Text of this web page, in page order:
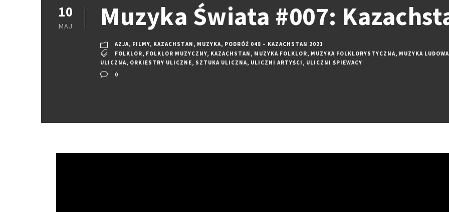
10
MAJ Muzyka Świata #007:
AZJA, FILMY, KAZACHSTAN , MUZYKA, PODRÓŻ 048 – KAZACHSTAN 2021
FOLKLOR, FOLKLOR MUZYCZNY, KAZACHSTAN , MUZYKA FOLKLOR, MUZYKA FOLKLORYSTYCZNA, MUZYKA LUDOWA
ULICZNA, ORKIESTRY ULICZNE, SZTUKA ULICZNA, ULICZNI ARTYŚCI , ULICZNI ŚPIEWACY
0